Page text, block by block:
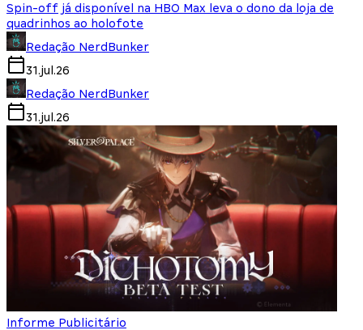
Spin-off já disponível na HBO Max leva o dono da loja de
quadrinhos ao holofote
Redação NerdBunker
31.jul.26
Redação NerdBunker
31.jul.26
Informe Publicitário